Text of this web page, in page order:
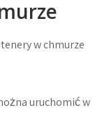
w chmurze
uruchomić w